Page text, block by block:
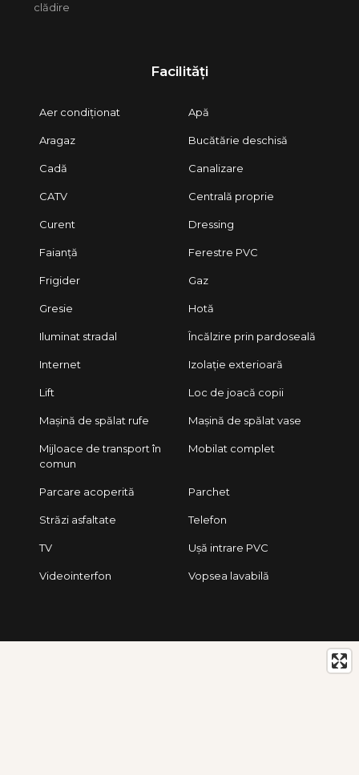
clădire
Facilități
Aer condiționat Apă
Aragaz Bucătărie deschisă
Cadă Canalizare
CATV Centrală proprie
Curent Dressing
Faianță Ferestre PVC
Frigider Gaz
Gresie Hotă
Iluminat stradal Încălzire prin pardoseală
Internet Izolație exterioară
Lift Loc de joacă copii
Mașină de spălat rufe Mașină de spălat vase
Mijloace de transport în
comun
Mobilat complet
Parcare acoperită Parchet
Străzi asfaltate Telefon
TV Ușă intrare PVC
Videointerfon Vopsea lavabilă